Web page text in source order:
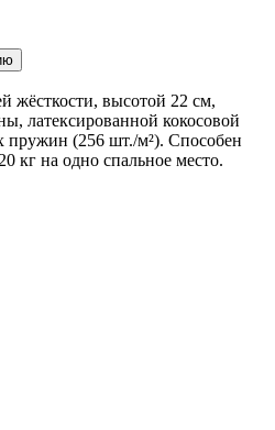
жёсткости, высотой 22 см,
латексированной кокосовой
пружин (256 шт./м²). Способен
кг на одно спальное место.